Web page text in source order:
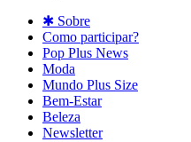
✱ Sobre
Como participar?
Pop Plus News
Moda
Mundo Plus Size
Bem-Estar
Beleza
Newsletter